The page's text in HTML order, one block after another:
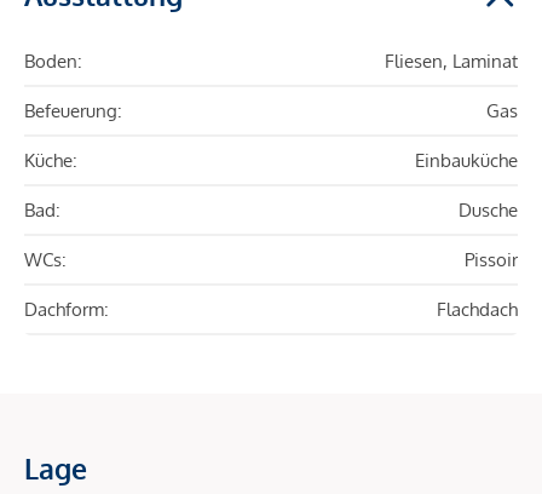
Boden: Fliesen, Laminat
Befeuerung: Gas
Küche: Einbauküche
Bad: Dusche
WCs: Pissoir
Dachform: Flachdach
Lage